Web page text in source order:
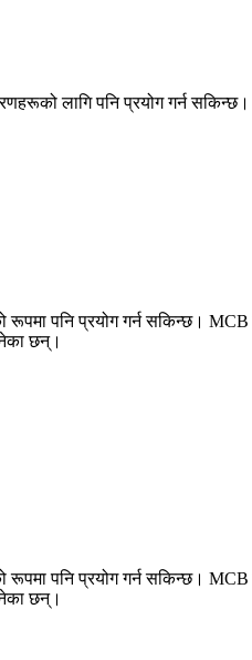
लागि पनि प्रयोग गर्न
पनि प्रयोग गर्न सकिन्छ। MCB
छन्।
पनि प्रयोग गर्न सकिन्छ। MCB
छन्।